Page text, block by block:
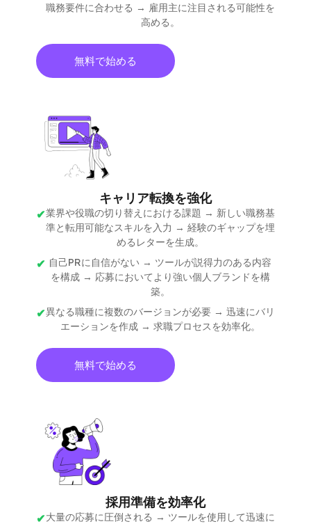
職務要件に合わせる → 雇用主に注目される可能性を
高める。
無料で始める
キャリア転換を強化
業界や役職の切り替えにおける課題 → 新しい職務基
準と転用可能なスキルを入力 → 経験のギャップを埋
めるレターを生成。
自己PRに自信がない → ツールが説得力のある内容
を構成 → 応募においてより強い個人ブランドを構
築。
異なる職種に複数のバージョンが必要 → 迅速にバリ
エーションを作成 → 求職プロセスを効率化。
無料で始める
採用準備を効率化
大量の応募に圧倒される → ツールを使用して迅速に